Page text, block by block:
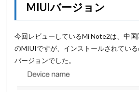
MIUIバージョン
今回レビューしているMi Note2は、中国
のMIUIですが、インストールされてい
バージョンでした。